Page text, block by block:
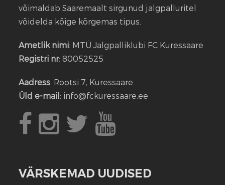
võimaldab Saaremaalt sirgunud jalgpalluritel
võidelda kõige kõrgemas tipus.
Ametlik nimi: MTÜ Jalgpalliklubi FC Kuressaare
Registri nr: 80052525
Aadress: Rootsi 7, Kuressaare
Üld e-mail: info@fckuressaare.ee
VÄRSKEMAD UUDISED